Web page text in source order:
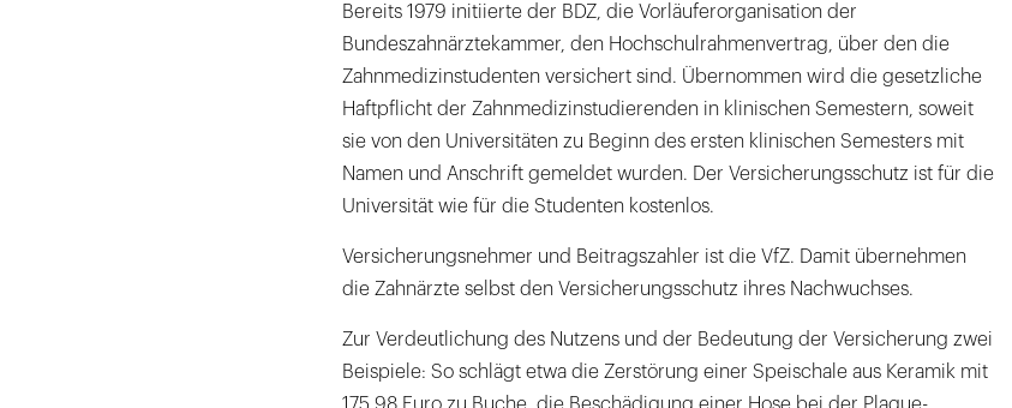
Bereits 1979 initiierte der BDZ, die Vorläuferorganisation der
Bundeszahnärztekammer, den Hochschulrahmenvertrag, über den die
Zahnmedizinstudenten versichert sind. Übernommen wird die gesetzliche
Haftpflicht der Zahnmedizinstudierenden in klinischen Semestern, soweit
sie von den Universitäten zu Beginn des ersten klinischen Semesters mit
Namen und Anschrift gemeldet wurden. Der Versicherungsschutz ist für die
Universität wie für die Studenten kostenlos.
Versicherungsnehmer und Beitragszahler ist die VfZ. Damit übernehmen
die Zahnärzte selbst den Versicherungsschutz ihres Nachwuchses.
Zur Verdeutlichung des Nutzens und der Bedeutung der Versicherung zwei
Beispiele: So schlägt etwa die Zerstörung einer Speischale aus Keramik mit
175,98 Euro zu Buche, die Beschädigung einer Hose bei der Plaque-